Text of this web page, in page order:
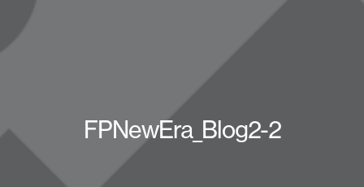
FPNewEra_Blog2-2